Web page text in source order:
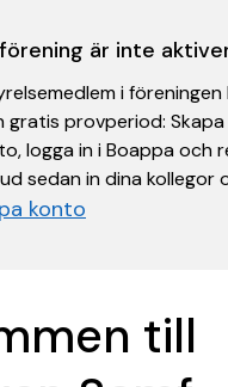
är inte
i föreningen
gratis provperiod:
logga in i Boappa och
sedan in dina kollegor
konto
till